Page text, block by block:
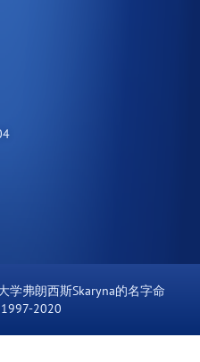
学弗朗西斯Skaryna的名字命
2020